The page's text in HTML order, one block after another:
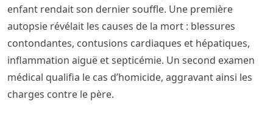
enfant rendait son dernier souffle. Une première
autopsie révélait les causes de la mort : blessures
contondantes, contusions cardiaques et hépatiques,
inflammation aiguë et septicémie. Un second examen
médical qualifia le cas d’homicide, aggravant ainsi les
charges contre le père.